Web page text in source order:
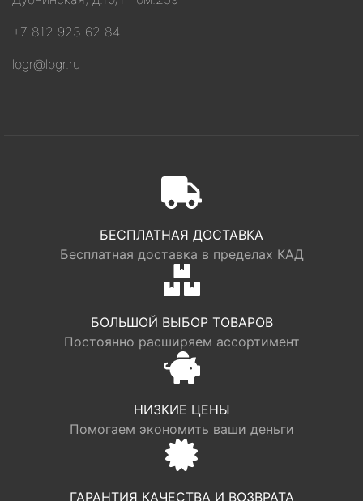
+7 812 923 62 84
logr@logr.ru
БЕСПЛАТНАЯ ДОСТАВКА
Бесплатная доставка в пределах КАД
БОЛЬШОЙ ВЫБОР ТОВАРОВ
Постоянно расширяем ассортимент
НИЗКИЕ ЦЕНЫ
Помогаем экономить ваши деньги
ГАРАНТИЯ КАЧЕСТВА И ВОЗВРАТА